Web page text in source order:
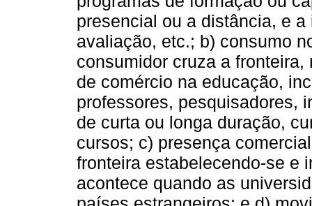
presencial ou a distância, e
avaliação, etc.; b) consumo
consumidor cruza a
de comércio na educação,
professores, pesquisadores,
de curta ou longa duração,
cursos; c) presença
fronteira estabelecendo-se e
acontece quando as